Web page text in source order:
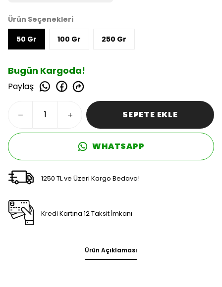
Ürün Seçenekleri
50 Gr
100 Gr 250 Gr
Bugün Kargoda!
Paylaş:
SEPETE EKLE
WHATSAPP
1250 TL ve Üzeri Kargo Bedava!
Kredi Kartına 12 Taksit İmkanı
Ürün Açıklaması